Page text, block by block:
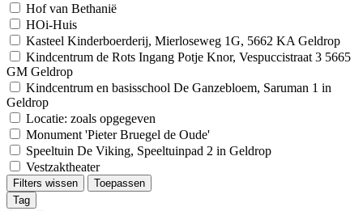
Hof van Bethanië
HOi-Huis
Kasteel Kinderboerderij, Mierloseweg 1G, 5662 KA Geldrop
Kindcentrum de Rots Ingang Potje Knor, Vespuccistraat 3 5665
GM Geldrop
Kindcentrum en basisschool De Ganzebloem, Saruman 1 in
Geldrop
Locatie: zoals opgegeven
Monument 'Pieter Bruegel de Oude'
Speeltuin De Viking, Speeltuinpad 2 in Geldrop
Vestzaktheater
Filters wissen
Toepassen
Tag